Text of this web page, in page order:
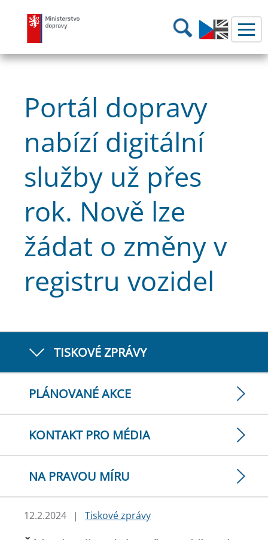
Ministerstvo dopravy Hledání
Portál dopravy
nabízí digitální
služby už přes
rok. Nově lze
žádat o změny v
registru vozidel
TISKOVÉ ZPRÁVY
PLÁNOVANÉ AKCE
KONTAKT PRO MÉDIA
NA PRAVOU MÍRU
12.2.2024 | Tiskové zprávy